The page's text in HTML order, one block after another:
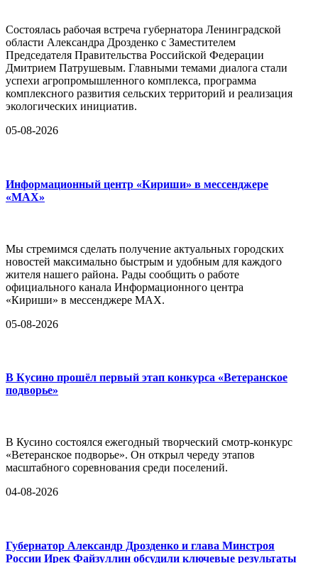
Состоялась рабочая встреча губернатора Ленинградской
области Александра Дрозденко с Заместителем
Председателя Правительства Российской Федерации
Дмитрием Патрушевым. Главными темами диалога стали
успехи агропромышленного комплекса, программа
комплексного развития сельских территорий и реализация
экологических инициатив.
05-08-2026
Информационный центр «Кириши» в мессенджере
«MAX»
Мы стремимся сделать получение актуальных городских
новостей максимально быстрым и удобным для каждого
жителя нашего района. Рады сообщить о работе
официального канала Информационного центра
«Кириши» в мессенджере MAX.
05-08-2026
В Кусино прошёл первый этап конкурса «Ветеранское
подворье»
В Кусино состоялся ежегодный творческий смотр-конкурс
«Ветеранское подворье». Он открыл череду этапов
масштабного соревнования среди поселений.
04-08-2026
Губернатор Александр Дрозденко и глава Минстроя
России Ирек Файзуллин обсудили ключевые результаты